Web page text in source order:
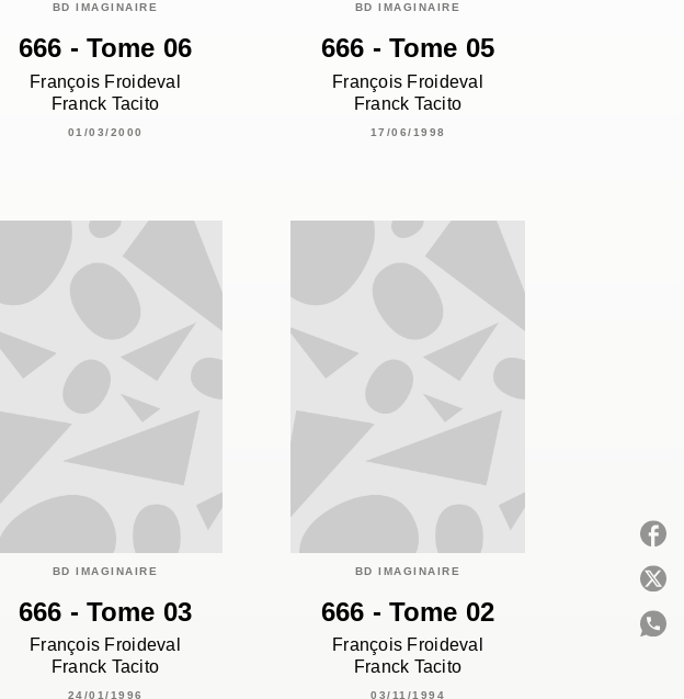
BD IMAGINAIRE
666 - Tome 06
François Froideval
Franck Tacito
01/03/2000
BD IMAGINAIRE
666 - Tome 05
François Froideval
Franck Tacito
17/06/1998
BD IMAGINAIRE
666 - Tome 03
François Froideval
Franck Tacito
24/01/1996
BD IMAGINAIRE
666 - Tome 02
François Froideval
Franck Tacito
03/11/1994